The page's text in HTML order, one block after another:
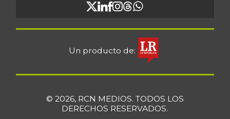
Un producto de:
© 2026, RCN MEDIOS. TODOS LOS
DERECHOS RESERVADOS.